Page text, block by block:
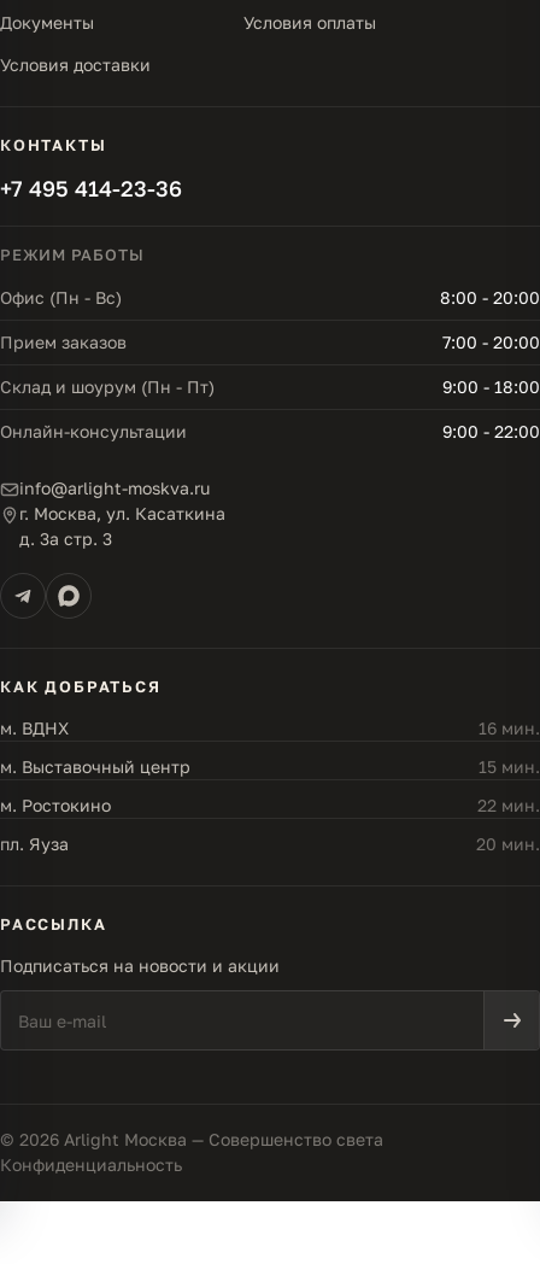
Документы Условия оплаты
Условия доставки
КОНТАКТЫ
+7 495 414-23-36
РЕЖИМ РАБОТЫ
Офис (Пн - Вс) 8:00 - 20:00
Прием заказов 7:00 - 20:00
Склад и шоурум (Пн - Пт) 9:00 - 18:00
Онлайн-консультации 9:00 - 22:00
info@arlight-moskva.ru
г. Москва, ул. Касаткина
д. 3а стр. 3
КАК ДОБРАТЬСЯ
м. ВДНХ
16 мин.
м. Выставочный центр
15 мин.
м. Ростокино
22 мин.
пл. Яуза
20 мин.
РАССЫЛКА
Подписаться на новости и акции
© 2026 Arlight Москва — Совершенство света
Конфиденциальность